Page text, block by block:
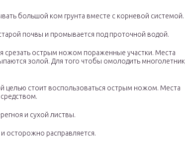
большой ком грунта вместе с корневой системой.
почвы и промывается под проточной водой.
срезать острым ножом пораженные участки. Места
золой. Для того чтобы омолодить многолетник,
целью стоит воспользоваться острым ножом. Места
и сухой листвы.
осторожно расправляется.